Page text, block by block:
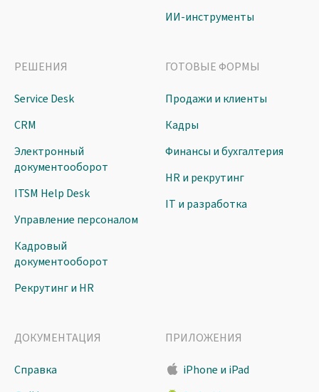
ИИ-инструменты
РЕШЕНИЯ
Service Desk
CRM
Электронный
документооборот
ITSM Help Desk
Управление персоналом
Кадровый
документооборот
Рекрутинг и HR
ГОТОВЫЕ ФОРМЫ
Продажи и клиенты
Кадры
Финансы и бухгалтерия
HR и рекрутинг
IT и разработка
ДОКУМЕНТАЦИЯ
Справка
ПРИЛОЖЕНИЯ
iPhone и iPad